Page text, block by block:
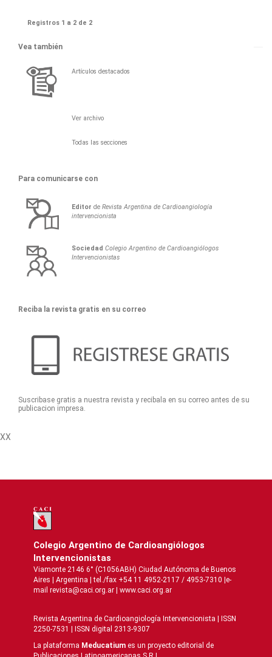
Registros 1 a 2 de 2
Vea también
Artículos destacados
Ver archivo
Todas las secciones
Para comunicarse con
Editor deRevista Argentina de Cardioangiología
intervencionista
Sociedad Colegio Argentino de Cardioangiólogos
Intervencionistas
Reciba la revista gratis en su correo
Suscribase gratis a nuestra revista y recibala en su correo antes de su
publicacion impresa.
XX
Colegio Argentino de Cardioangiólogos
Intervencionistas
Viamonte 2146 6° (C1056ABH) Ciudad Autónoma de Buenos
Aires | Argentina | tel./fax +54 11 4952-2117 / 4953-7310 |e-
mail revista@caci.org.ar | www.caci.org.ar
Revista Argentina de Cardioangiologí­a Intervencionista | ISSN
2250-7531 | ISSN digital 2313-9307
La plataforma Meducatium es un proyecto editorial de